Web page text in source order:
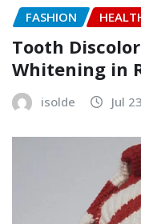
FASHION
Tooth
Whitening in
isolde Jul